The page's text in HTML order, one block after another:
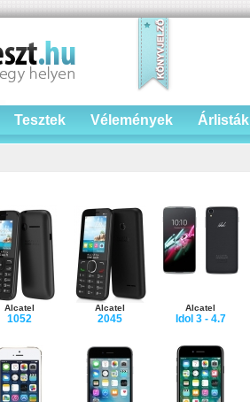
Tesztek Vélemények Árlisták
Alcatel
1052
Alcatel
2045
Alcatel
Idol 3 - 4.7